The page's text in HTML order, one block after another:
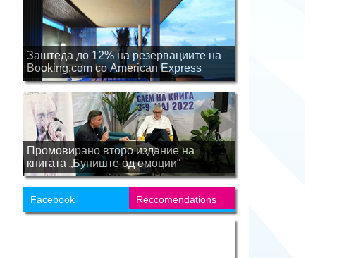
Заштеда до 12% на резервациите на
Booking.com со American Express
Промовирано второ издание на
книгата „Буниште од емоции“
Facebook Reccomendations